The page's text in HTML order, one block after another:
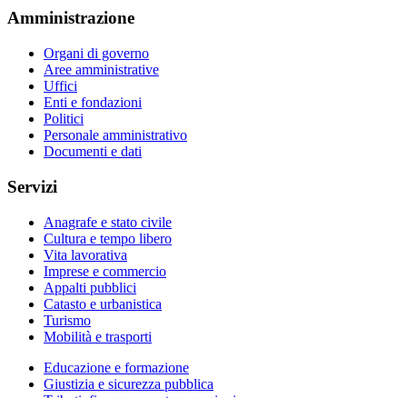
Amministrazione
Organi di governo
Aree amministrative
Uffici
Enti e fondazioni
Politici
Personale amministrativo
Documenti e dati
Servizi
Anagrafe e stato civile
Cultura e tempo libero
Vita lavorativa
Imprese e commercio
Appalti pubblici
Catasto e urbanistica
Turismo
Mobilità e trasporti
Educazione e formazione
Giustizia e sicurezza pubblica